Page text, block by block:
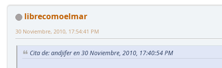
librecomoelmar
30 Noviembre, 2010, 17:54:41 PM
Cita de: andjifer en 30 Noviembre, 2010, 17:40:54 PM